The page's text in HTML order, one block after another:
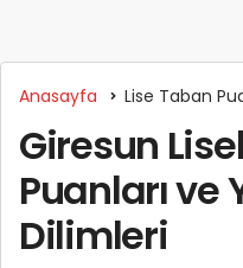
Anasayfa Lise Taban
Giresun
Puanları ve
Dilimleri